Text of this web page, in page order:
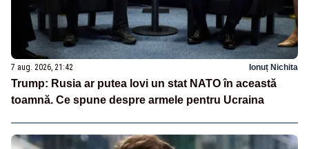
7 aug. 2026, 21:42 Ionuț Nichita
Trump: Rusia ar putea lovi un stat NATO în această
toamnă. Ce spune despre armele pentru Ucraina